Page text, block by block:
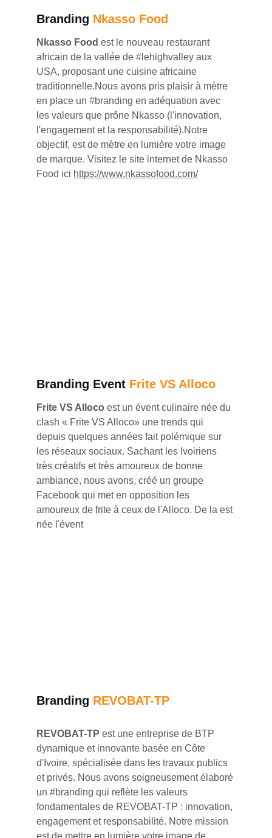
Branding Nkasso Food
Nkasso Food est le nouveau restaurant
africain de la vallée de #lehighvalley aux
USA, proposant une cuisine africaine
traditionnelle.Nous avons pris plaisir à mètre
en place un #branding en adéquation avec
les valeurs que prône Nkasso (l'innovation,
l'engagement et la responsabilité).Notre
objectif, est de mètre en lumière votre image
de marque. Visitez le site internet de Nkasso
Food ici https://www.nkassofood.com/
Branding REVOBAT-TP
REVOBAT-TP est une entreprise de BTP
dynamique et innovante basée en Côte
d'Ivoire, spécialisée dans les travaux publics
et privés. Nous avons soigneusement élaboré
un #branding qui reflète les valeurs
fondamentales de REVOBAT-TP : innovation,
engagement et responsabilité. Notre mission
est de mettre en lumière votre image de
Branding Event Frite VS Alloco
Frite VS Alloco est un évent culinaire née du
clash « Frite VS Alloco» une trends qui
depuis quelques années fait polémique sur
les réseaux sociaux. Sachant les Ivoiriens
très créatifs et très amoureux de bonne
ambiance, nous avons, créé un groupe
Facebook qui met en opposition les
amoureux de frite à ceux de l'Alloco. De la est
née l'évent